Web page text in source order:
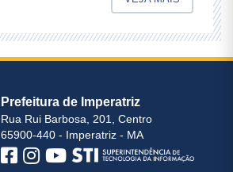
Prefeitura de Imperatriz
Rua Rui Barbosa, 201, Centro
65900-440 - Imperatriz - MA